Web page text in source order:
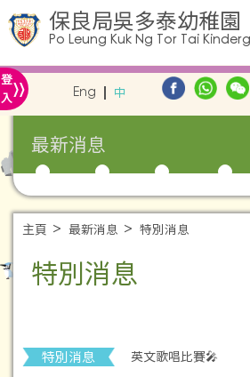
保良局吳多泰幼稚園
Po Leung Kuk Ng Tor Tai
登
入» Eng 中
最新消息
主頁 最新消息 特別消息
特別消息
特別消息 英文歌唱比賽🎤